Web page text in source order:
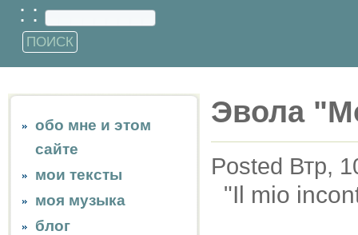
: :
обо мне и этом
сайте
мои тексты
моя музыка
блог
Эвола
Posted Втр,
"Il mio